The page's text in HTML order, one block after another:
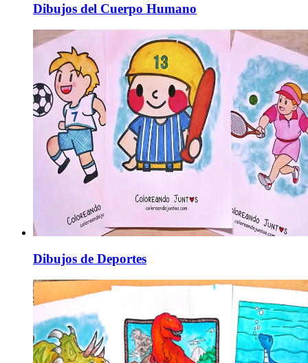
Dibujos del Cuerpo Humano
Dibujos de Deportes